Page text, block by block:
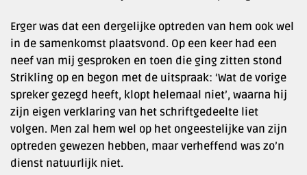
Erger was dat een dergelijke optreden van hem ook wel
in de samenkomst plaatsvond. Op een keer had een
neef van mij gesproken en toen die ging zitten stond
Strikling op en begon met de uitspraak: ‘Wat de vorige
spreker gezegd heeft, klopt helemaal niet’, waarna hij
zijn eigen verklaring van het schriftgedeelte liet
volgen. Men zal hem wel op het ongeestelijke van zijn
optreden gewezen hebben, maar verheffend was zo’n
dienst natuurlijk niet.